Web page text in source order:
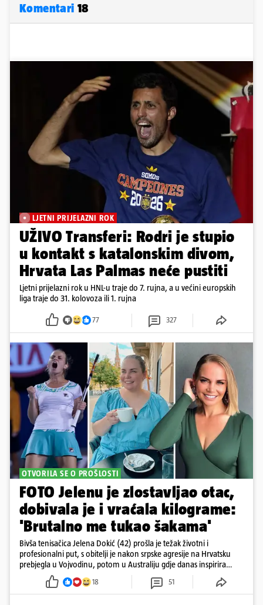
Komentari 18
LJETNI PRIJELAZNI ROK
UŽIVO Transferi: Rodri je stupio
u kontakt s katalonskim divom,
Hrvata Las Palmas neće pustiti
Ljetni prijelazni rok u HNL-u traje do 7. rujna, a u većini europskih
liga traje do 31. kolovoza ili 1. rujna
77 327
OTVORILA SE O PROŠLOSTI
FOTO Jelenu je zlostavljao otac,
dobivala je i vraćala kilograme:
'Brutalno me tukao šakama'
Bivša tenisačica Jelena Dokić (42) prošla je težak životni i
profesionalni put, s obitelji je nakon srpske agresije na Hrvatsku
prebjegla u Vojvodinu, potom u Australiju gdje danas inspirira
18 51